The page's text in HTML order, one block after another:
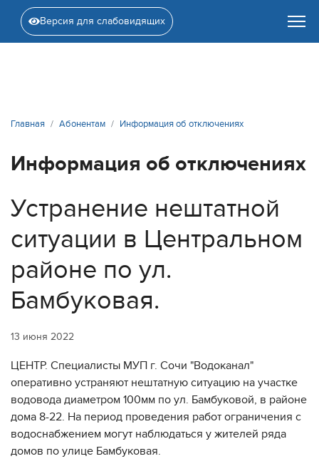
Версия для слабовидящих
Главная Абонентам Информация об отключениях
Информация об отключениях
Устранение нештатной
ситуации в Центральном
районе по ул.
Бамбуковая.
13 июня 2022
ЦЕНТР. Специалисты МУП г. Сочи "Водоканал"
оперативно устраняют нештатную ситуацию на участке
водовода диаметром 100мм по ул. Бамбуковой, в районе
дома 8-22. На период проведения работ ограничения с
водоснабжением могут наблюдаться у жителей ряда
домов по улице Бамбуковая.